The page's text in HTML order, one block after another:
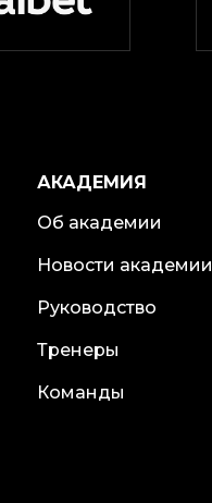
АКАДЕМИЯ
Об академии
Новости академии
Руководство
Тренеры
Команды